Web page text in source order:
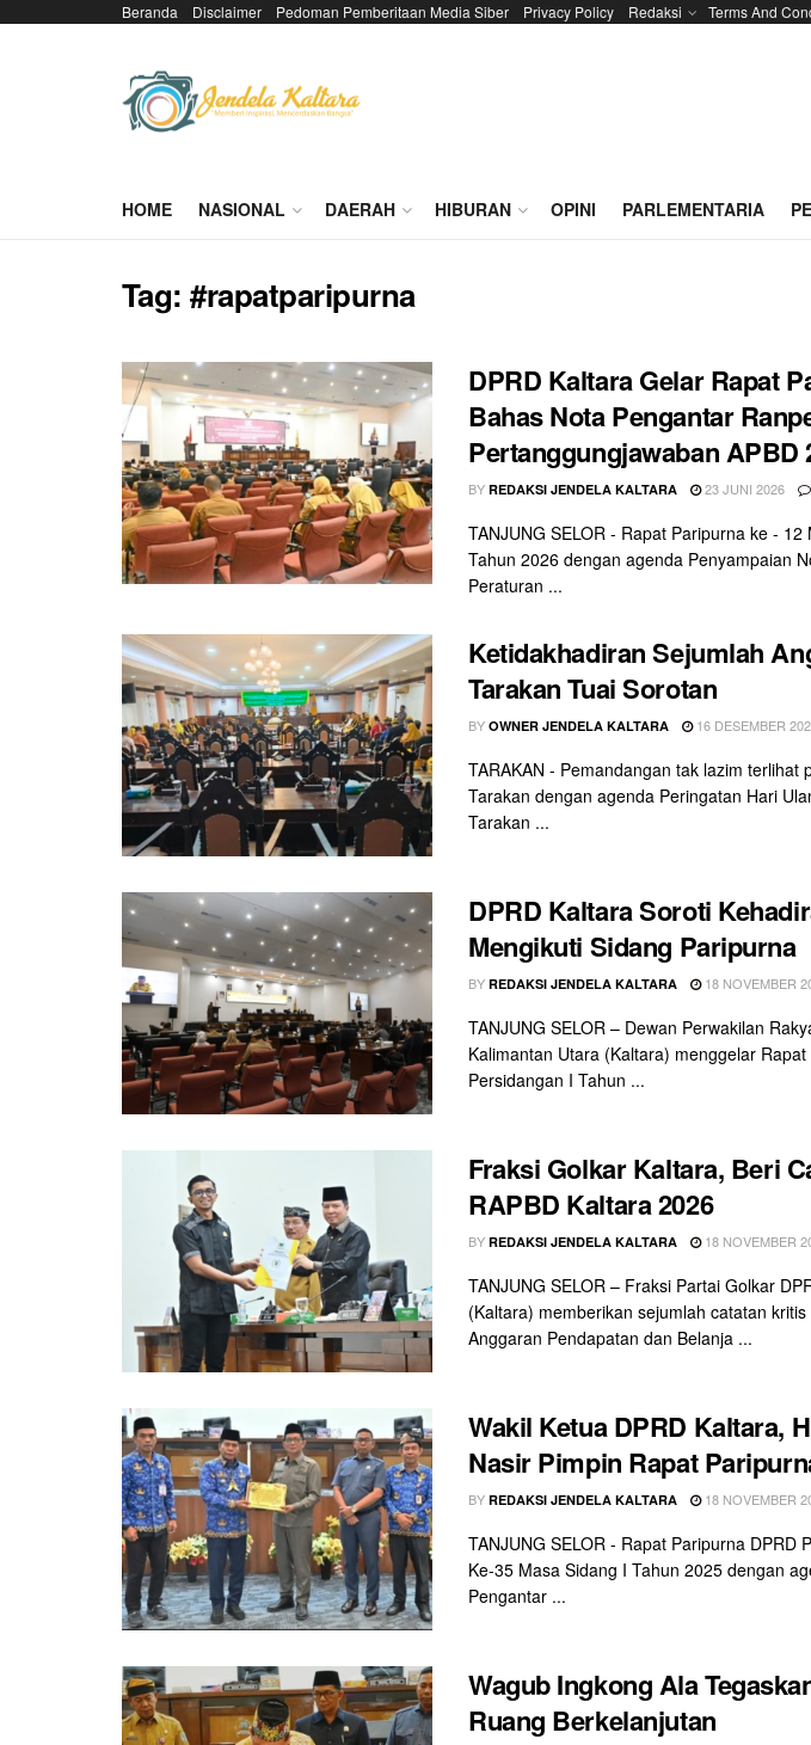
Beranda Disclaimer Pedoman Pemberitaan Media Siber Privacy Policy Redaksi Terms And
HOME NASIONAL DAERAH HIBURAN OPINI PARLEMENTARIA
Tag:#rapatparipurna
DPRD Kaltara Gelar Rapat
Bahas Nota Pengantar
Pertanggungjawaban APBD
BY REDAKSI JENDELA KALTARA 23 JUNI 2026
TANJUNG SELOR - Rapat Paripurna ke -
Tahun 2026 dengan agenda Penyampaian
Peraturan ...
Ketidakhadiran Sejumlah
Tarakan Tuai Sorotan
BY OWNER JENDELA KALTARA 16 DESEMBER
TARAKAN - Pemandangan tak lazim terlihat
Tarakan dengan agenda Peringatan Hari
Tarakan ...
DPRD Kaltara Soroti
Mengikuti Sidang Paripurna
BY REDAKSI JENDELA KALTARA 18 NOVEMBER
TANJUNG SELOR – Dewan Perwakilan
Kalimantan Utara (Kaltara) menggelar
Persidangan I Tahun ...
Fraksi Golkar Kaltara, Beri
RAPBD Kaltara 2026
BY REDAKSI JENDELA KALTARA 18 NOVEMBER
TANJUNG SELOR – Fraksi Partai Golkar
(Kaltara) memberikan sejumlah catatan
Anggaran Pendapatan dan Belanja ...
Wakil Ketua DPRD Kaltara,
Nasir Pimpin Rapat
BY REDAKSI JENDELA KALTARA 18 NOVEMBER
TANJUNG SELOR - Rapat Paripurna DPRD
Ke-35 Masa Sidang I Tahun 2025 dengan
Pengantar ...
Wagub Ingkong Ala
Ruang Berkelanjutan